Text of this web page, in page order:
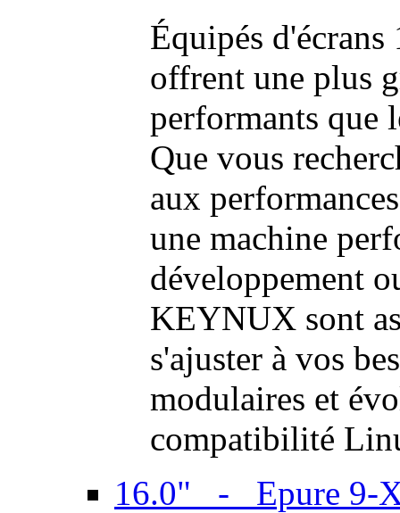
Équipés
offrent une plus
performants que
Que vous
aux
une machine
développement
KEYNUX sont
s'ajuster à vos
modulaires et
compatibilité
16.0" - Epure 9-